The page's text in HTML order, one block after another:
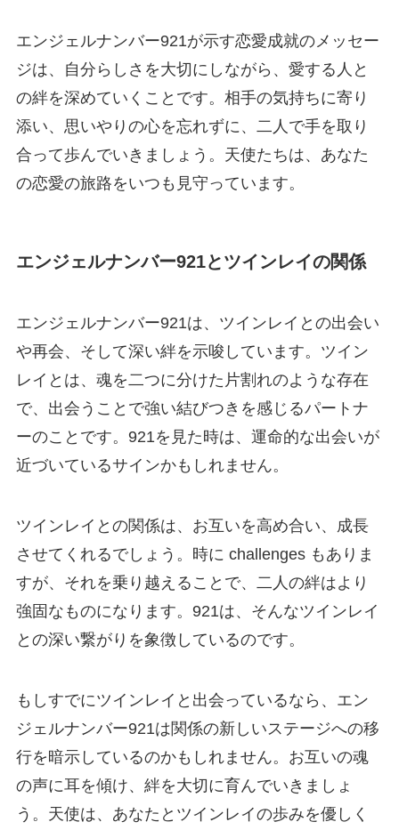
エンジェルナンバー921が示す恋愛成就のメッセー
ジは、自分らしさを大切にしながら、愛する人と
の絆を深めていくことです。相手の気持ちに寄り
添い、思いやりの心を忘れずに、二人で手を取り
合って歩んでいきましょう。天使たちは、あなた
の恋愛の旅路をいつも見守っています。
エンジェルナンバー921とツインレイの関係
エンジェルナンバー921は、ツインレイとの出会い
や再会、そして深い絆を示唆しています。ツイン
レイとは、魂を二つに分けた片割れのような存在
で、出会うことで強い結びつきを感じるパートナ
ーのことです。921を見た時は、運命的な出会いが
近づいているサインかもしれません。
ツインレイとの関係は、お互いを高め合い、成長
させてくれるでしょう。時に challenges もありま
すが、それを乗り越えることで、二人の絆はより
強固なものになります。921は、そんなツインレイ
との深い繋がりを象徴しているのです。
もしすでにツインレイと出会っているなら、エン
ジェルナンバー921は関係の新しいステージへの移
行を暗示しているのかもしれません。お互いの魂
の声に耳を傾け、絆を大切に育んでいきましょ
う。天使は、あなたとツインレイの歩みを優しく